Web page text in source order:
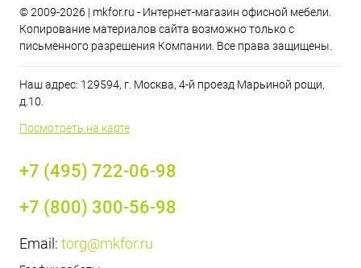
© 2009-2026 | mkfor.ru - Интернет-магазин офисной мебели.
Копирование материалов сайта возможно только с
письменного разрешения Компании. Все права защищены.
Наш адрес: 129594, г. Москва, 4-й проезд Марьиной рощи,
д.10.
Посмотреть на карте
+7 (495) 722-06-98
+7 (800) 300-56-98
Email: torg@mkfor.ru